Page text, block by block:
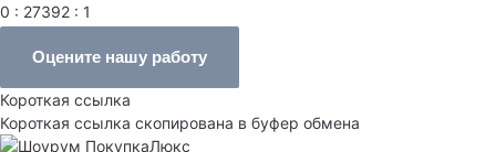
0 : 27392 : 1
Оцените нашу работу
Короткая ссылка
Короткая ссылка скопирована в буфер обмена